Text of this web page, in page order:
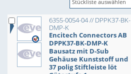
6355-0054-04 // DPPK37-BK-
DMP-K
Encitech Connectors AB
DPPK37-BK-DMP-K
Bausatz mit D-Sub
Gehäuse Kunststoff und
37 polig Stiftleiste löt